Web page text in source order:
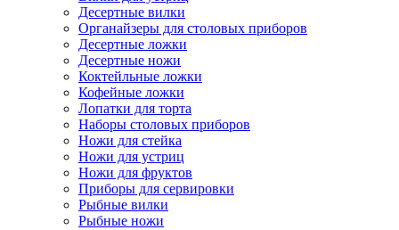
Десертные вилки
Органайзеры для столовых приборов
Десертные ложки
Десертные ножи
Коктейльные ложки
Кофейные ложки
Лопатки для торта
Наборы столовых приборов
Ножи для стейка
Ножи для устриц
Ножи для фруктов
Приборы для сервировки
Рыбные вилки
Рыбные ножи